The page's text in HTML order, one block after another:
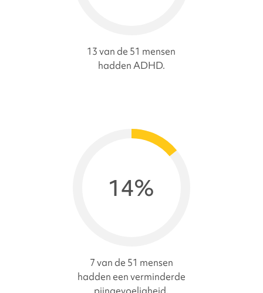
13 van de 51 mensen
hadden ADHD.
14%
7 van de 51 mensen
hadden een verminderde